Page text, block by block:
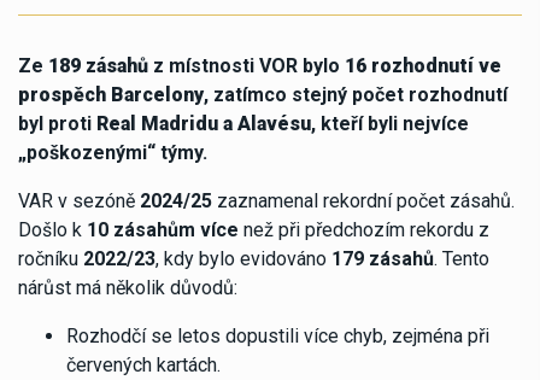
Ze 189 zásahů z místnosti VOR bylo 16 rozhodnutí ve
prospěch Barcelony, zatímco stejný počet rozhodnutí
byl proti Real Madridu a Alavésu, kteří byli nejvíce
„poškozenými“ týmy.
VAR v sezóně 2024/25 zaznamenal rekordní počet zásahů.
Došlo k 10 zásahům více než při předchozím rekordu z
ročníku 2022/23, kdy bylo evidováno 179 zásahů. Tento
nárůst má několik důvodů:
Rozhodčí se letos dopustili více chyb, zejména při
červených kartách.